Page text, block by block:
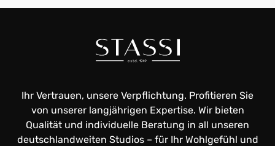
Ihr Vertrauen, unsere Verpflichtung. Profitieren Sie
von unserer langjährigen Expertise. Wir bieten
Qualität und individuelle Beratung in all unseren
deutschlandweiten Studios – für Ihr Wohlgefühl und